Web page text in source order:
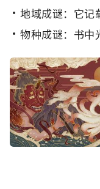
地域成谜：它记
物种成谜：书中